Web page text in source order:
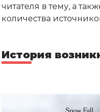
читателя в тему, а
количества
История